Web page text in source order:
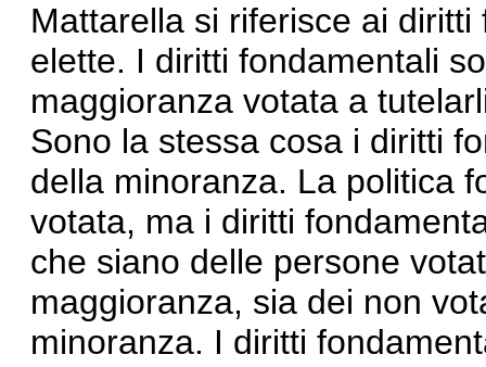
Mattarella si riferisce ai
elette. I diritti fondamentali
maggioranza votata a
Sono la stessa cosa i diritti
della minoranza. La politica
votata, ma i diritti
che siano delle persone
maggioranza, sia dei non
minoranza. I diritti